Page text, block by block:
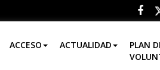
ACCESO ACTUALIDAD
PLAN